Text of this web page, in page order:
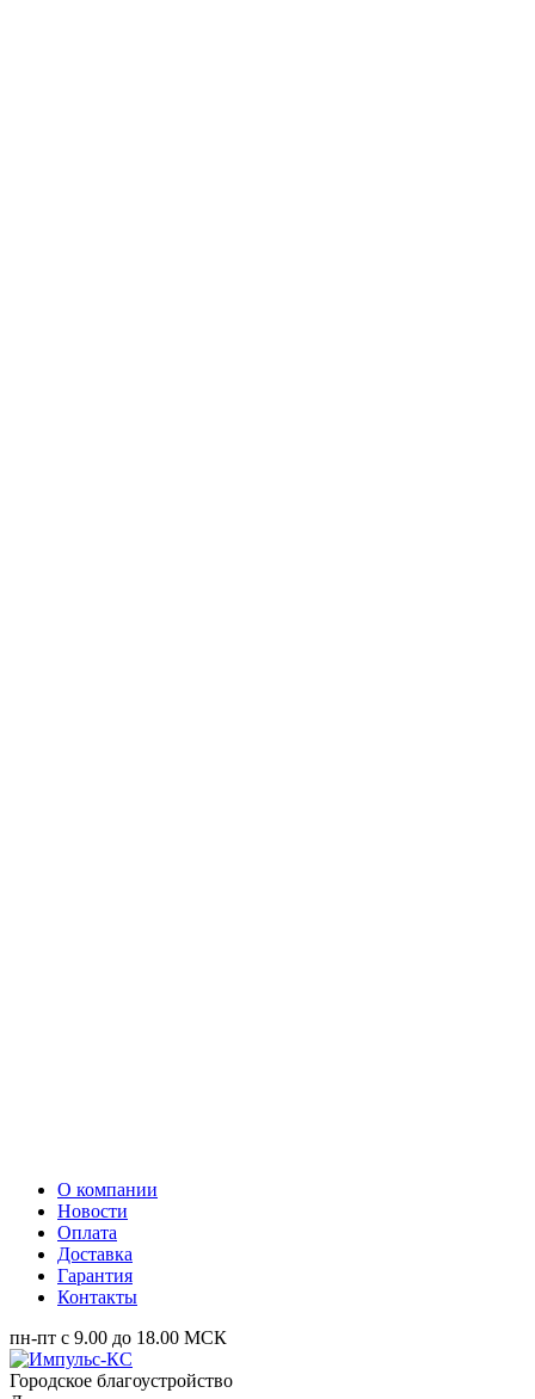
О компании
Новости
Оплата
Доставка
Гарантия
Контакты
пн-пт с 9.00 до 18.00 МСК
Городское благоустройство